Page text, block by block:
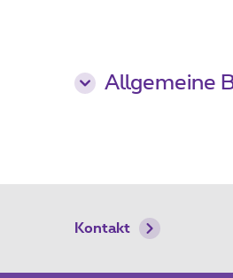
Allgemeine
Kontakt